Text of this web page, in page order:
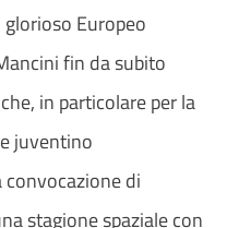
Europeo
fin da subito
in particolare per la
juventino
convocazione di
stagione spaziale con